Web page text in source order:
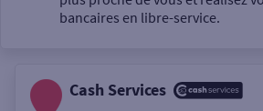
Autour de moi
bancaires en libre-service.
Cash Services